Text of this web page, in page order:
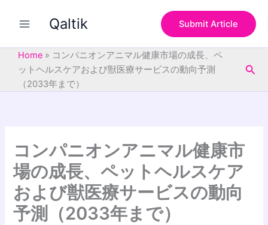
Qaltik Submit Article
Home » コンパニオンアニマル健康市場の成長、ペ
ットヘルスケアおよび獣医療サービスの動向予測
（2033年まで）
コンパニオンアニマル健康市
場の成長、ペットヘルスケア
および獣医療サービスの動向
予測（2033年まで）